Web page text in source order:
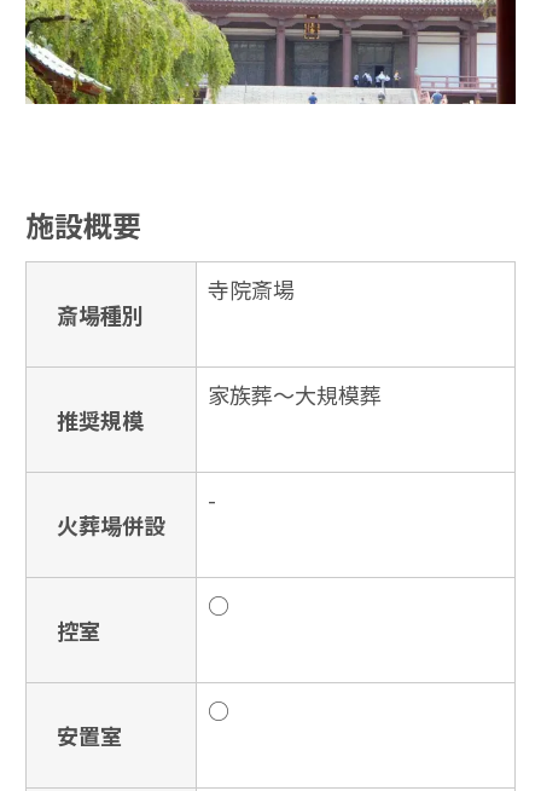
施設概要
斎場種別
寺院斎場
推奨規模
家族葬〜大規模葬
火葬場併設
-
控室
○
安置室
○